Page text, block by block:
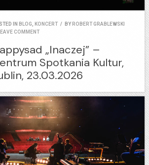
IN BLOG, KONCERT / BY ROBERT GRABLEWSKI
COMMENT
„Inaczej” –
Spotkania Kultur,
23.03.2026